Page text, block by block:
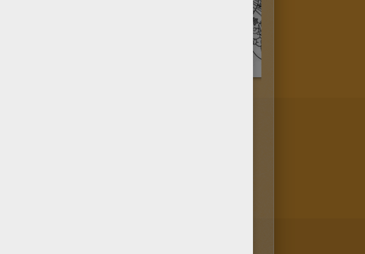
d'autres dans Coloriage de Sapins de Noël.
le coloriage Sapin de Noël et ses
le plus.